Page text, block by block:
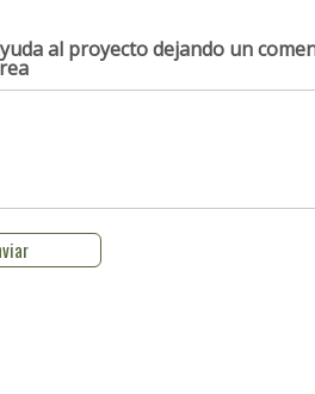
al proyectodejando un